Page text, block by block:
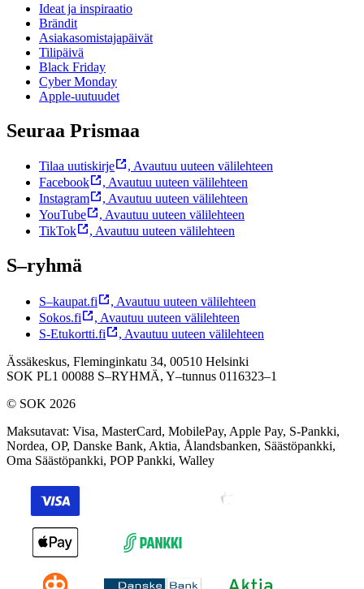
Ideat ja inspiraatio
Brändit
Asiakasomistajapäivät
Tilipäivä
Black Friday
Cyber Monday
Apple-uutuudet
Seuraa Prismaa
Tilaa uutiskirje , Avautuu uuteen välilehteen
Facebook
, Avautuu uuteen välilehteen
Instagram
, Avautuu uuteen välilehteen
YouTube
, Avautuu uuteen välilehteen
TikTok
, Avautuu uuteen välilehteen
S–ryhmä
S–kaupat.fi , Avautuu uuteen välilehteen
Sokos.fi
, Avautuu uuteen välilehteen
S-Etukortti.fi
, Avautuu uuteen välilehteen
Ässäkeskus, Fleminginkatu 34, 00510 Helsinki
SOK PL1 00088 S–RYHMÄ, Y–tunnus 0116323–1
© SOK 2026
Maksutavat: Visa, MasterCard, MobilePay, Apple Pay, S-Pankki,
Nordea, OP, Danske Bank, Aktia, Ålandsbanken, Säästöpankki,
Oma Säästöpankki, POP Pankki, Walley